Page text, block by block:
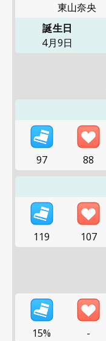
東山奈央
誕生日
4月9日
97 88
119 107
15% -